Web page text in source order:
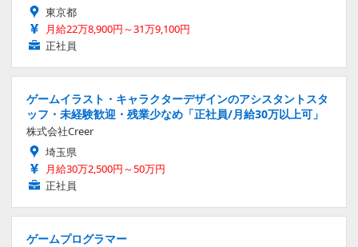
東京都
月給22万8,900円～31万9,100円
正社員
ゲームイラスト・キャラクターデザインのアシスタントスタ
ッフ・未経験歓迎・残業少なめ「正社員/月給30万以上可」
株式会社Creer
埼玉県
月給30万2,500円～50万円
正社員
ゲームプログラマー